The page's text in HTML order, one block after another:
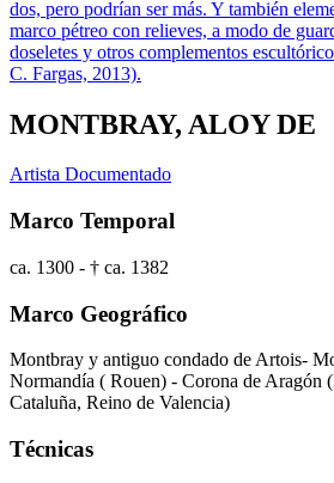
MONTBRAY, ALOY DE
Artista Documentado
Marco Temporal
ca. 1300 - † ca. 1382
Marco Geográfico
Montbray y antiguo condado de Artois-
Normandía ( Rouen) - Corona de Aragón
Cataluña, Reino de Valencia)
Técnicas